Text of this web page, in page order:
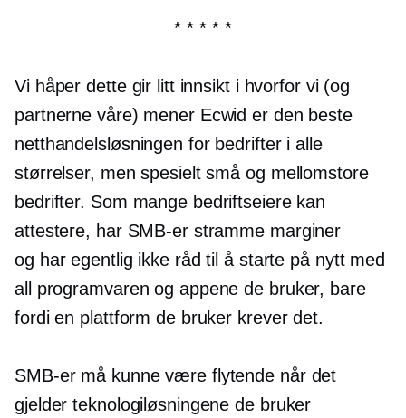
* * * * *
Vi håper dette gir litt innsikt i hvorfor vi (og
partnerne våre) mener Ecwid er den beste
netthandelsløsningen for bedrifter i alle
størrelser, men spesielt små og mellomstore
bedrifter. Som mange bedriftseiere kan
attestere, har SMB-er stramme marginer
og har egentlig ikke råd til å starte på nytt med
all programvaren og appene de bruker, bare
fordi en plattform de bruker krever det.
SMB-er må kunne være flytende når det
gjelder teknologiløsningene de bruker